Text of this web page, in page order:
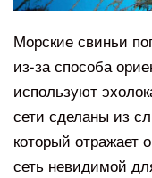
Морские свиньи
из-за способа
используют
сети сделаны из
который отражает
сеть невидимой